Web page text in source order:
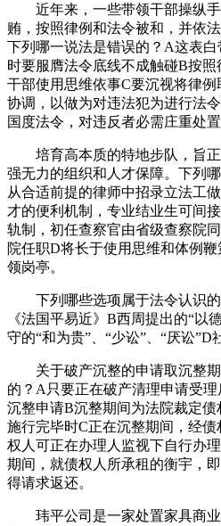
近年来，一些带领干部操纵手
贿，按照律例和法令被和，并依
下列哪一说法是错误的？A这表
时要服膺法令底线不成触碰B按
干部使用思维依事C要沉视将律
协调，以做为对违法犯为进行法
国度法令，对违反者必需庄重处置
培育高本质的特地步队，旨正
强无力的组织和人才保障。下列
从合适前提的律师中招录立法工
才的便利机制，专业结业生可间
轨制，初任查察官由省级查察院
院任职D将长于使用思维和体例
领岗亭。
下列哪些选项属于法令认识的
《法国平易近》B西周提出的“以
守的“和为贵”、“少讼”、“厌讼”D
关于破产沉整的申请取沉整期
的？A只要正在破产清理申请受
沉整申请B沉整期间为法院裁定
施行完毕时C正在沉整期间，经
权人可正在办理人监视下自行办
期间，就债权人所承租的衡宇，
得请求返还。
玮平公司是一家处置家具商业